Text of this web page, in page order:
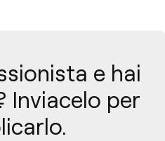
e hai
Inviacelo per